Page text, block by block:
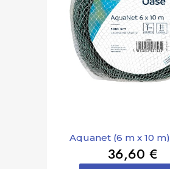
Aquanet (6 m x 10
36,60 €